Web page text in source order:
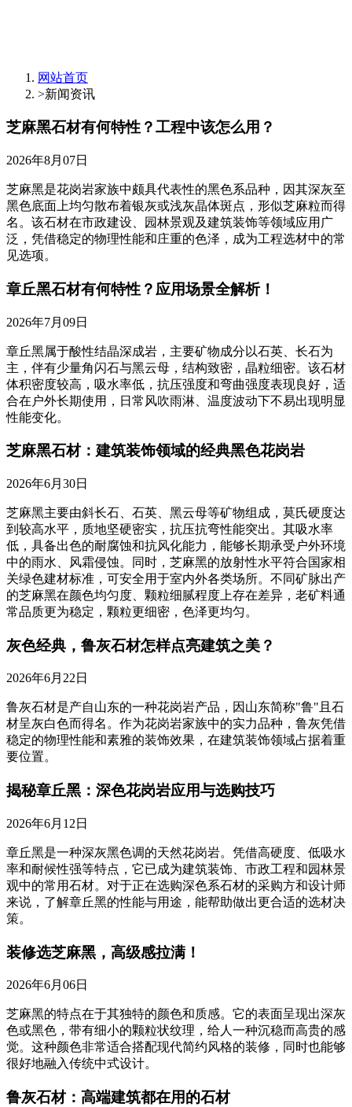
网站首页
>新闻资讯
芝麻黑石材有何特性？工程中该怎么用？
2026年8月07日
芝麻黑是花岗岩家族中颇具代表性的黑色系品种，因其深灰至
黑色底面上均匀散布着银灰或浅灰晶体斑点，形似芝麻粒而得
名。该石材在市政建设、园林景观及建筑装饰等领域应用广
泛，凭借稳定的物理性能和庄重的色泽，成为工程选材中的常
见选项。
章丘黑石材有何特性？应用场景全解析！
2026年7月09日
章丘黑属于酸性结晶深成岩，主要矿物成分以石英、长石为
主，伴有少量角闪石与黑云母，结构致密，晶粒细密。该石材
体积密度较高，吸水率低，抗压强度和弯曲强度表现良好，适
合在户外长期使用，日常风吹雨淋、温度波动下不易出现明显
性能变化。
芝麻黑石材：建筑装饰领域的经典黑色花岗岩
2026年6月30日
芝麻黑主要由斜长石、石英、黑云母等矿物组成，莫氏硬度达
到较高水平，质地坚硬密实，抗压抗弯性能突出。其吸水率
低，具备出色的耐腐蚀和抗风化能力，能够长期承受户外环境
中的雨水、风霜侵蚀。同时，芝麻黑的放射性水平符合国家相
关绿色建材标准，可安全用于室内外各类场所。不同矿脉出产
的芝麻黑在颜色均匀度、颗粒细腻程度上存在差异，老矿料通
常品质更为稳定，颗粒更细密，色泽更均匀。
灰色经典，鲁灰石材怎样点亮建筑之美？
2026年6月22日
鲁灰石材是产自山东的一种花岗岩产品，因山东简称"鲁"且石
材呈灰白色而得名。作为花岗岩家族中的实力品种，鲁灰凭借
稳定的物理性能和素雅的装饰效果，在建筑装饰领域占据着重
要位置。
揭秘章丘黑：深色花岗岩应用与选购技巧
2026年6月12日
章丘黑是一种深灰黑色调的天然花岗岩。凭借高硬度、低吸水
率和耐候性强等特点，它已成为建筑装饰、市政工程和园林景
观中的常用石材。对于正在选购深色系石材的采购方和设计师
来说，了解章丘黑的性能与用途，能帮助做出更合适的选材决
策。
装修选芝麻黑，高级感拉满！
2026年6月06日
芝麻黑的特点在于其独特的颜色和质感。它的表面呈现出深灰
色或黑色，带有细小的颗粒状纹理，给人一种沉稳而高贵的感
觉。这种颜色非常适合搭配现代简约风格的装修，同时也能够
很好地融入传统中式设计。
鲁灰石材：高端建筑都在用的石材